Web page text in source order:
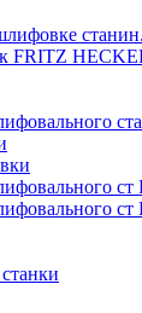
станин.
FRITZ